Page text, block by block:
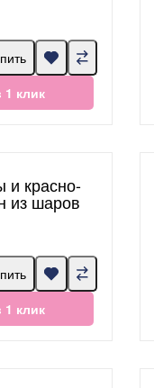
1 клик
и красно-
из шаров
1 клик